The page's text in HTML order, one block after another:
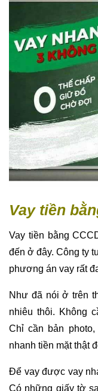
Vay tiền
Vay tiền bằng
đến ở đây. Công ty
phương án vay rất
Như đã nói ở trên
nhiêu thôi. Không
Chỉ cần bản
nhanh tiền mặt thật
Để vay được vay
Có những giấy tờ